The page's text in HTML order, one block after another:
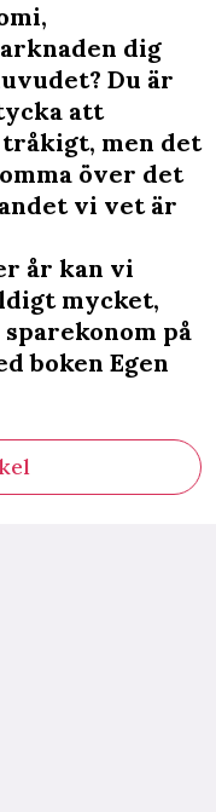
dig
Du är
att
tråkigt, men det
över det
vi vet är
år kan vi
mycket,
på
boken Egen